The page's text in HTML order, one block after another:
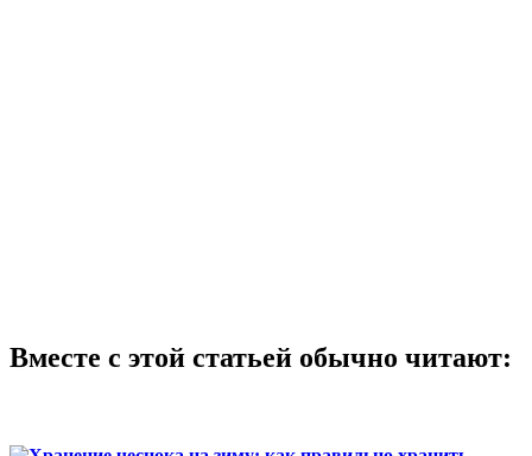
Вместе с этой статьей обычно читают: